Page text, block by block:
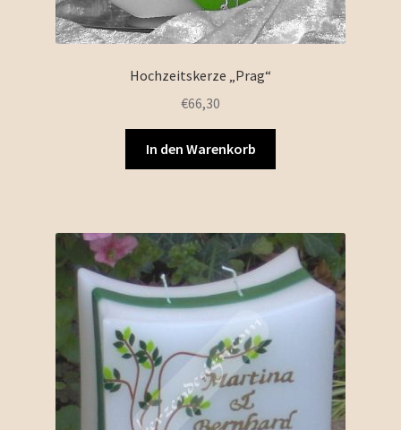
Hochzeitskerze „Prag“
€66,30
In den Warenkorb